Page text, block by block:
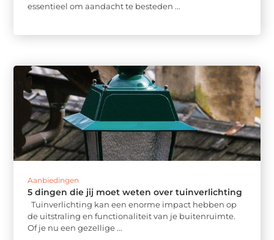
essentieel om aandacht te besteden ...
Aanbiedingen
5 dingen die jij moet weten over tuinverlichting
Tuinverlichting kan een enorme impact hebben op
de uitstraling en functionaliteit van je buitenruimte.
Of je nu een gezellige ...